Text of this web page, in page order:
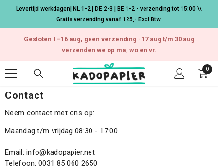
Levertijd werkdagen| NL 1-2 | DE 2-3 | BE 1-2 - verzending tot 15:00 \\
Gratis verzending vanaf 125,- Excl.Btw.
Gesloten 1–16 aug, geen verzending · 17 aug t/m 30 aug
verzenden we op ma, wo en vr.
0
0
Contact
Neem contact met ons op:
Maandag t/m vrijdag 08:30 - 17:00
Email: info@kadopapier.net
Telefoon: 0031 85 060 2650